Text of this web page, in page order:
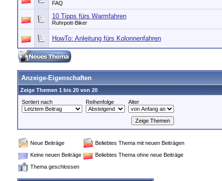
FAQ
10 Tipps fürs Warmfahren
Ruhrpott-Biker
HowTo: Anleitung fürs Kolonnenfahren
Anzeige-Eigenschaften
Zeige Themen 1 bis 20 von 20
Sortiert nach
Reihenfolge Alter
Neue Beiträge
Beliebtes Thema mit neuen Beiträgen
Keine neuen Beiträge
Beliebtes Thema ohne neue Beiträge
Thema geschlossen